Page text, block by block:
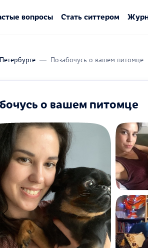
вопросы Стать ситтером
Позабочусь о вашем питомце
о вашем питомце